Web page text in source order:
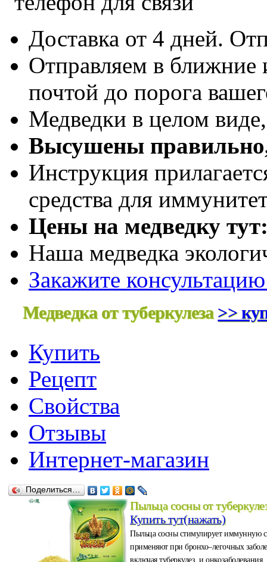
Доставка от 4 дней.
Отправляем в ближние
почтой до порога
Медведки в целом
Высушены
Инструкция
средства для
Цены на медведку
Наша медведка
Закажите
Медведка от туберкулеза >>
Купить
Рецепт
Свойства
Отзывы
Интернет-магазин
Поделиться…
Пыльца сосны от
Купить тут(нажать)
Пыльца сосны стимулирует иммунную
применяют при бронхо–легочных
включая туберкулез, и онкозаболевания.